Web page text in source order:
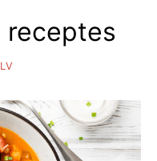
receptes